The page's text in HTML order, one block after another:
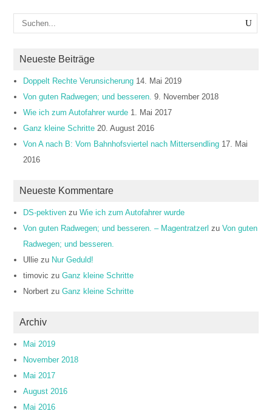
Neueste Beiträge
Doppelt Rechte Verunsicherung 14. Mai 2019
Von guten Radwegen; und besseren. 9. November 2018
Wie ich zum Autofahrer wurde 1. Mai 2017
Ganz kleine Schritte 20. August 2016
Von A nach B: Vom Bahnhofsviertel nach Mittersendling 17. Mai
2016
Neueste Kommentare
DS-pektiven zuWie ich zum Autofahrer wurde
Von guten Radwegen; und besseren. – Magentratzerl zuVon guten
Radwegen; und besseren.
Ullie zu Nur Geduld!
timovic zuGanz kleine Schritte
Norbert zuGanz kleine Schritte
Archiv
Mai 2019
November 2018
Mai 2017
August 2016
Mai 2016